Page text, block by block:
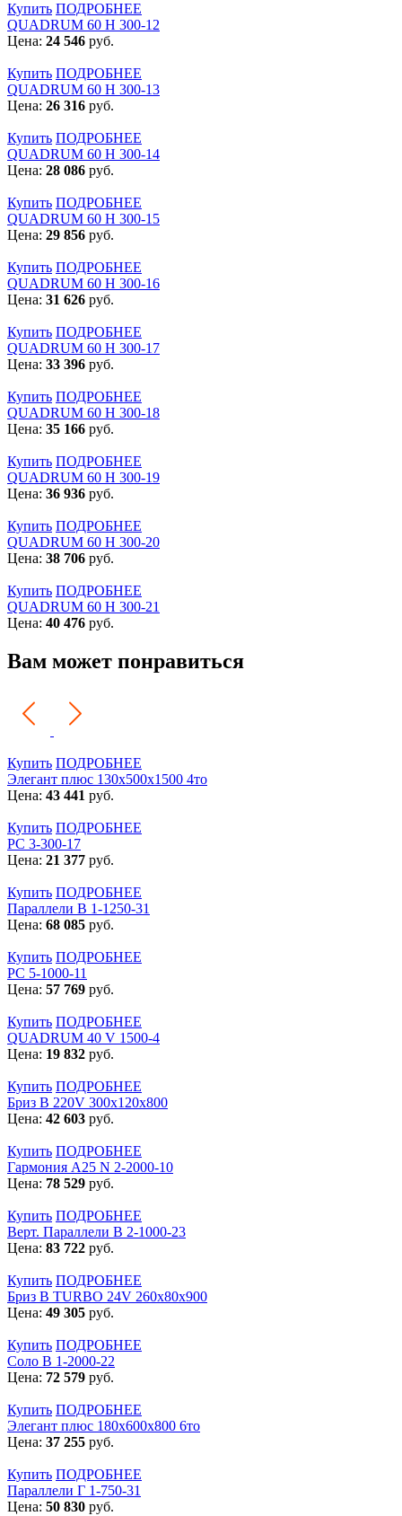
Купить ПОДРОБНЕЕ
QUADRUM 60 H 300-12
Цена: 24 546 руб.
Купить ПОДРОБНЕЕ
QUADRUM 60 H 300-13
Цена: 26 316 руб.
Купить ПОДРОБНЕЕ
QUADRUM 60 H 300-14
Цена: 28 086 руб.
Купить ПОДРОБНЕЕ
QUADRUM 60 H 300-15
Цена: 29 856 руб.
Купить ПОДРОБНЕЕ
QUADRUM 60 H 300-16
Цена: 31 626 руб.
Купить ПОДРОБНЕЕ
QUADRUM 60 H 300-17
Цена: 33 396 руб.
Купить ПОДРОБНЕЕ
QUADRUM 60 H 300-18
Цена: 35 166 руб.
Купить ПОДРОБНЕЕ
QUADRUM 60 H 300-19
Цена: 36 936 руб.
Купить ПОДРОБНЕЕ
QUADRUM 60 H 300-20
Цена: 38 706 руб.
Купить ПОДРОБНЕЕ
QUADRUM 60 H 300-21
Цена: 40 476 руб.
Вам может понравиться
Купить ПОДРОБНЕЕ
Элегант плюс 130x500x1500 4то
Цена: 43 441 руб.
Купить ПОДРОБНЕЕ
РС 3-300-17
Цена: 21 377 руб.
Купить ПОДРОБНЕЕ
Параллели В 1-1250-31
Цена: 68 085 руб.
Купить ПОДРОБНЕЕ
РС 5-1000-11
Цена: 57 769 руб.
Купить ПОДРОБНЕЕ
QUADRUM 40 V 1500-4
Цена: 19 832 руб.
Купить ПОДРОБНЕЕ
Бриз В 220V 300x120x800
Цена: 42 603 руб.
Купить ПОДРОБНЕЕ
Гармония А25 N 2-2000-10
Цена: 78 529 руб.
Купить ПОДРОБНЕЕ
Верт. Параллели В 2-1000-23
Цена: 83 722 руб.
Купить ПОДРОБНЕЕ
Бриз В TURBO 24V 260х80х900
Цена: 49 305 руб.
Купить ПОДРОБНЕЕ
Соло В 1-2000-22
Цена: 72 579 руб.
Купить ПОДРОБНЕЕ
Элегант плюс 180x600x800 6то
Цена: 37 255 руб.
Купить ПОДРОБНЕЕ
Параллели Г 1-750-31
Цена: 50 830 руб.